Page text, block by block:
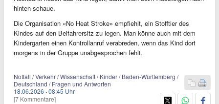
hinten schaue.
Die Organisation «No Heat Stroke» empfiehlt, ein Stofftier des
Kindes auf den Beifahrersitz zu legen. Man könne auch mit dem
Kindergarten einen Kontrollanruf verabreden, wenn das Kind dort
morgens in der Gruppe unabgesprochen fehlt.
Notfall / Verkehr / Wissenschaft / Kinder / Baden-Württemberg /
Deutschland / Fragen und Antworten
18.06.2026 ·08:45 Uhr
[7 Kommentare]